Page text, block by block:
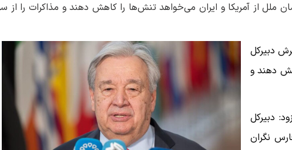
ملل از آمریکا و ایران می‌خواهد تنش‌ها را کاهش دهند و مذاکرات را از
دبیرکل
دهند و
دبیرکل
نگران